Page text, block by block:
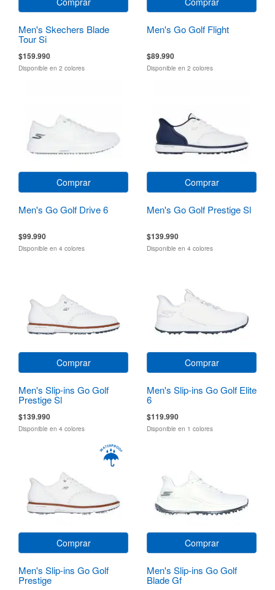
Men's Skechers Blade
Tour Si
$159.990
Disponible en 2 colores
Men's Go Golf Flight
$89.990
Disponible en 2 colores
Comprar
Men's Go Golf Drive 6
$99.990
Disponible en 4 colores
Comprar
Men's Go Golf Prestige Sl
$139.990
Disponible en 4 colores
Comprar
Men's Slip-ins Go Golf
Prestige Sl
$139.990
Disponible en 4 colores
Comprar
Men's Slip-ins Go Golf Elite
6
$119.990
Disponible en 1 colores
Comprar
Men's Slip-ins Go Golf
Prestige
Comprar
Men's Slip-ins Go Golf
Blade Gf